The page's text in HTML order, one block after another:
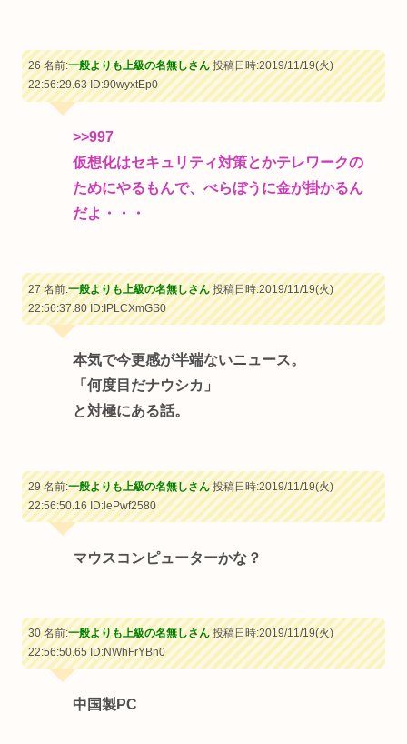
26 名前:一般よりも上級の名無しさん投稿日時:2019/11/19(火)
22:56:29.63ID:90wyxtEp0
>>997
仮想化はセキュリティ対策とかテレワークの
ためにやるもんで、べらぼうに金が掛かるん
だよ・・・
27 名前:一般よりも上級の名無しさん投稿日時:2019/11/19(火)
22:56:37.80ID:IPLCXmGS0
本気で今更感が半端ないニュース。
「何度目だナウシカ」
と対極にある話。
29 名前:一般よりも上級の名無しさん投稿日時:2019/11/19(火)
22:56:50.16ID:lePwf2580
マウスコンピューターかな？
30 名前:一般よりも上級の名無しさん投稿日時:2019/11/19(火)
22:56:50.65ID:NWhFrYBn0
中国製PC